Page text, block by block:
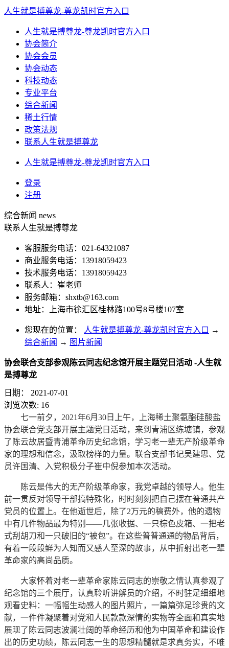
人生就是搏尊龙-尊龙凯时官方入口
人生就是搏尊龙-尊龙凯时官方入口
协会简介
协会会员
协会动态
科技动态
专业平台
综合新闻
稀土行情
政策法规
联系人生就是搏尊龙
人生就是搏尊龙-尊龙凯时官方入口
登录
注册
综合新闻 news
联系人生就是搏尊龙
客服服务电话：021-64321087
商业服务电话：13918059423
技术服务电话：13918059423
联系人：崔老师
服务邮箱： shxtb@163.com
地址：上海市徐汇区桂林路100号8号楼107室
您现在的位置： 人生就是搏尊龙-尊龙凯时官方入口 →
综合新闻 → 图片新闻
协会联合支部参观陈云同志纪念馆开展主题党日活动 -人生就
是搏尊龙
日期：
2021-07-01
浏览次数: 16
七一前夕，2021年6月30日上午，上海稀土聚氨酯硅酸盐
协会联合党支部开展主题党日活动，来到青浦区练塘镇，参观
了陈云故居暨青浦革命历史纪念馆，学习老一辈无产阶级革命
家的理想和信念，汲取榜样的力量。联合支部书记吴建思、党
员许国清、入党积极分子崔中倪参加本次活动。
陈云是伟大的无产阶级革命家，我党卓越的领导人。他生
前一贯反对领导干部搞特殊化，时时刻刻把自己摆在普通共产
党员的位置上。在他逝世后，除了2万元的稿费外，他的遗物
中有几件物品最为特别——几张收据、一只棕色皮箱、一把老
式刮胡刀和一只破旧的“被包”。在这些普普通通的物品背后，
有着一段段鲜为人知而又感人至深的故事，从中折射出老一辈
革命家的高尚品质。
大家怀着对老一辈革命家陈云同志的崇敬之情认真参观了
纪念馆的三个展厅，认真聆听讲解员的介绍，不时驻足细细地
观看史料：一幅幅生动感人的图片照片，一篇篇弥足珍贵的文
献，一件件凝聚着对党和人民款款深情的实物等全面和真实地
展现了陈云同志波澜壮阔的革命经历和他为中国革命和建设作
出的历史功绩，陈云同志一生的思想精髓就是求真务实，不唯